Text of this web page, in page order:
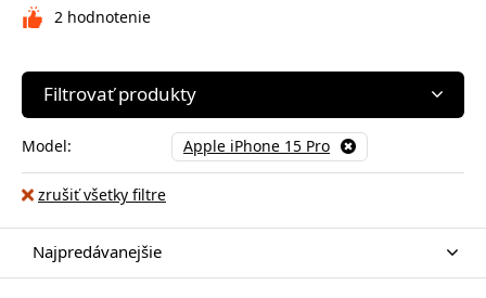
2 hodnotenie
Filtrovať produkty
Model: Apple iPhone 15 Pro
zrušiť všetky filtre
Najpredávanejšie